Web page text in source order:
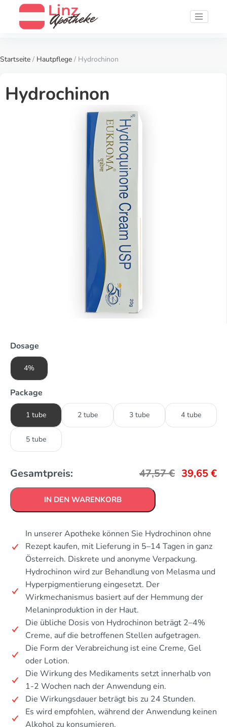
Startseite / Hautpflege / Hydrochinon
Hydrochinon
Dosage
4%
Package
1 tube 2 tube 3 tube 4 tube
5 tube
Gesamtpreis: 47,57€ 39,65€
IN DEN WARENKORB
In unserer Apotheke können Sie Hydrochinon ohne
Rezept kaufen, mit Lieferung in 5–14 Tagen in ganz
Österreich. Diskrete und anonyme Verpackung.
Hydrochinon wird zur Behandlung von Melasma und
Hyperpigmentierung eingesetzt. Der
Wirkmechanismus basiert auf der Hemmung der
Melaninproduktion in der Haut.
Die übliche Dosis von Hydrochinon beträgt 2–4%
Creme, auf die betroffenen Stellen aufgetragen.
Die Form der Verabreichung ist eine Creme, Gel
oder Lotion.
Die Wirkung des Medikaments setzt innerhalb von
1-2 Wochen nach der Anwendung ein.
Die Wirkungsdauer beträgt bis zu 24 Stunden.
Es wird empfohlen, während der Anwendung keinen
Alkohol zu konsumieren.